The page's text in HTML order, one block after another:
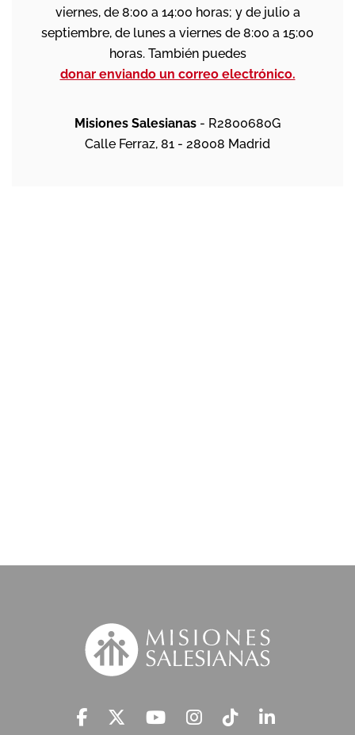
viernes, de 8:00 a 14:00 horas; y de julio a
septiembre, de lunes a viernes de 8:00 a 15:00
horas. También puedes
donar enviando un correo electrónico.
Misiones Salesianas - R2800680G
Calle Ferraz, 81 - 28008 Madrid